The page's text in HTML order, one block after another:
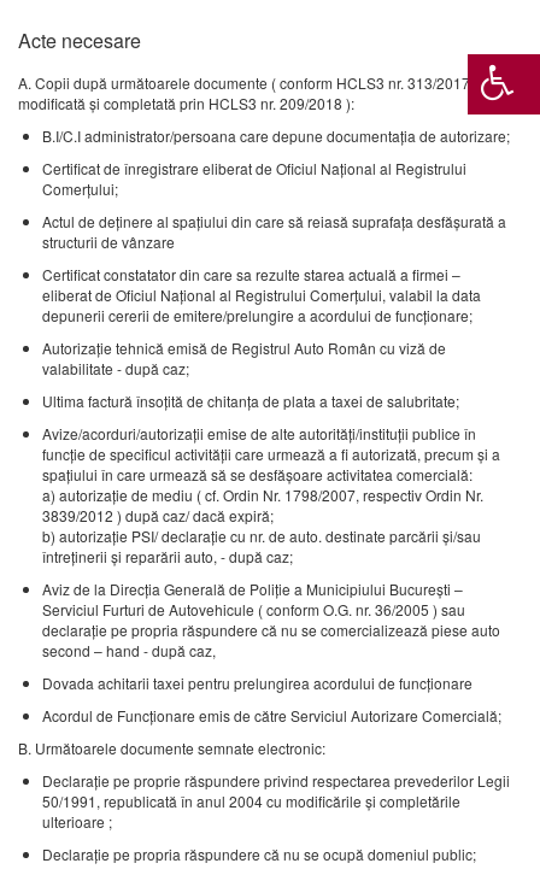
Acte necesare
A. Copii după următoarele documente ( conform HCLS3 nr. 313/2017
modificată și completată prin HCLS3 nr. 209/2018 ):
B.I/C.I administrator/persoana care depune documentația de autorizare;
Certificat de înregistrare eliberat de Oficiul Național al Registrului
Comerțului;
Actul de deţinere al spaţiului din care să reiasă suprafața desfășurată a
structurii de vânzare
Certificat constatator din care sa rezulte starea actuală a firmei –
eliberat de Oficiul Naţional al Registrului Comerţului, valabil la data
depunerii cererii de emitere/prelungire a acordului de funcţionare;
Autorizație tehnică emisă de Registrul Auto Român cu viză de
valabilitate - după caz;
Ultima factură însoţită de chitanţa de plata a taxei de salubritate;
Avize/acorduri/autorizații emise de alte autorități/instituții publice în
funcție de specificul activității care urmează a fi autorizată, precum şi a
spaţiului în care urmează să se desfăşoare activitatea comercială:
a) autorizaţie de mediu ( cf. Ordin Nr. 1798/2007, respectiv Ordin Nr.
3839/2012 ) după caz/ dacă expiră;
b) autorizaţie PSI/ declarație cu nr. de auto. destinate parcării și/sau
întreținerii și reparării auto, - după caz;
Aviz de la Direcţia Generală de Poliţie a Municipiului Bucureşti –
Serviciul Furturi de Autovehicule ( conform O.G. nr. 36/2005 ) sau
declaraţie pe propria răspundere că nu se comercializează piese auto
second – hand - după caz,
Dovada achitarii taxei pentru prelungirea acordului de funcţionare
Acordul de Funcţionare emis de către Serviciul Autorizare Comercială;
B. Următoarele documente semnate electronic:
Declaraţie pe proprie răspundere privind respectarea prevederilor Legii
50/1991, republicată în anul 2004 cu modificările şi completările
ulterioare ;
Declaraţie pe propria răspundere că nu se ocupă domeniul public;